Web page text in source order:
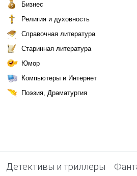
Бизнес
Религия и духовность
Справочная литература
Старинная литература
Юмор
Компьютеры и Интернет
Поэзия, Драматургия
Детективы и триллеры